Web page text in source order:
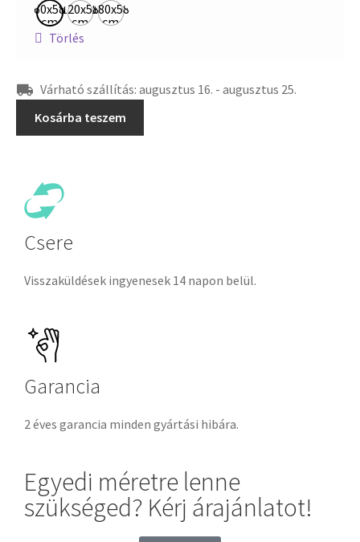
60x58
cm
120x58
cm
180x58
cm
Törlés
Várható szállítás: augusztus 16. - augusztus 25.
Kosárba teszem
Csere
Visszaküldések ingyenesek 14 napon belül.
Garancia
2 éves garancia minden gyártási hibára.
Egyedi méretre lenne
szükséged? Kérj árajánlatot!